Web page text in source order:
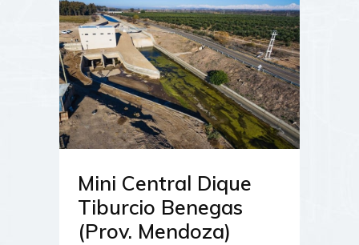
Mini Central Dique
Tiburcio Benegas
(Prov. Mendoza)